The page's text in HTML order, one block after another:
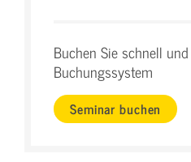
Buchen Sie schnell
Buchungssystem
Seminar buchen